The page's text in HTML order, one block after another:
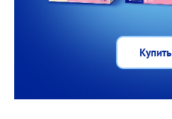
Купить